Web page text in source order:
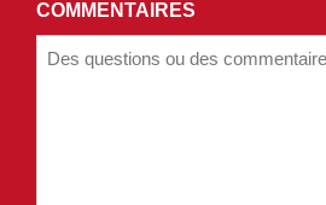
COMMENTAIRES